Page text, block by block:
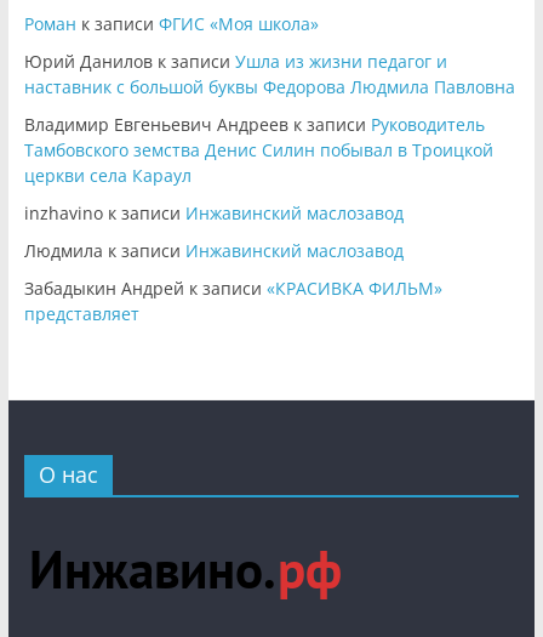
Роман к записи ФГИС «Моя школа»
Юрий Даниловк записи Ушла из жизни педагог и
наставник с большой буквы Федорова Людмила Павловна
Владимир Евгеньевич Андреевк записи Руководитель
Тамбовского земства Денис Силин побывал в Троицкой
церкви села Караул
inzhavinoк записи Инжавинский маслозавод
Людмила к записи Инжавинский маслозавод
Забадыкин Андрей к записи «КРАСИВКА ФИЛЬМ»
представляет
О нас